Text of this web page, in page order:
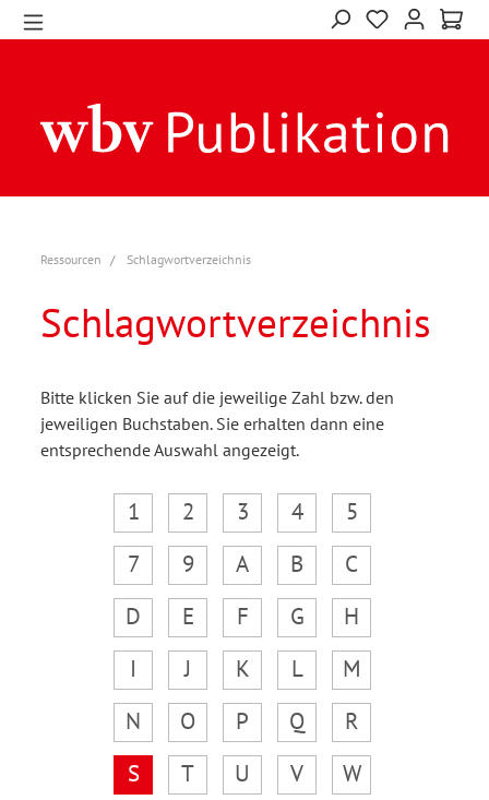
Ressourcen Schlagwortverzeichnis
Schlagwortverzeichnis
Bitte klicken Sie auf die jeweilige Zahl bzw. den
jeweiligen Buchstaben. Sie erhalten dann eine
entsprechende Auswahl angezeigt.
1 2 3 4
5
7
9 A B
C
D
E F G
H
I
J K L
M
N
O P Q
R
S
T U V
W